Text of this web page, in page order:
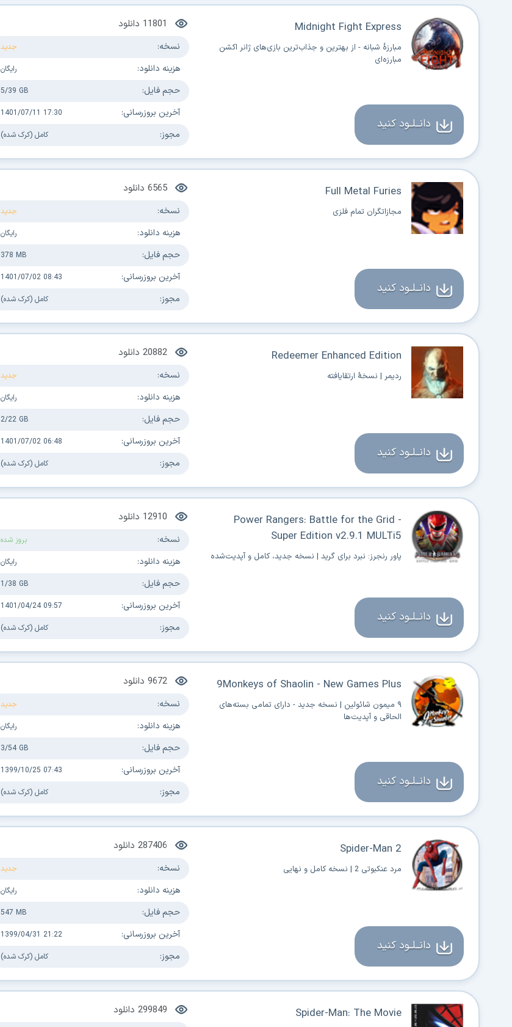
Midnight Fight Express
مبارزهٔ شبانه - از بهترین و جذاب‌ترین بازی‌های ژانر اکشن
مبارزه‌ای
11801 دانلود
نسخه: جدید
هزینه دانلود: رایگان
حجم فایل: 5/39 GB
آخرین بروزرسانی: 1401/07/11 17:30
مجوز: کامل (کرک شده)
دانــلــود کنید
Full Metal Furies
مجازاتگران تمام فلزی
6565 دانلود
نسخه: جدید
هزینه دانلود: رایگان
حجم فایل: 378 MB
آخرین بروزرسانی: 1401/07/02 08:43
مجوز: کامل (کرک شده)
دانــلــود کنید
Redeemer Enhanced Edition
ردیمر | نسخهٔ ارتقایافته
20882 دانلود
نسخه: جدید
هزینه دانلود: رایگان
حجم فایل: 2/22 GB
آخرین بروزرسانی: 1401/07/02 06:48
مجوز: کامل (کرک شده)
دانــلــود کنید
Power Rangers: Battle for the Grid -
Super Edition v2.9.1 MULTi5
پاور رنجرز: نبرد برای گرید | نسخه جدید، کامل و آپدیت‌شده
12910 دانلود
نسخه: بروز شده
هزینه دانلود: رایگان
حجم فایل: 1/38 GB
آخرین بروزرسانی: 1401/04/24 09:57
مجوز: کامل (کرک شده)
دانــلــود کنید
9Monkeys of Shaolin - New Games Plus
۹ میمون شائولین | نسخه جدید - دارای تمامی بسته‌های
الحاقی و آپدیت‌ها
9672 دانلود
نسخه: جدید
هزینه دانلود: رایگان
حجم فایل: 3/54 GB
آخرین بروزرسانی: 1399/10/25 07:43
مجوز: کامل (کرک شده)
دانــلــود کنید
Spider-Man 2
مرد عنکبوتی 2 | نسخه کامل و نهایی
287406 دانلود
نسخه: جدید
هزینه دانلود: رایگان
حجم فایل: 547 MB
آخرین بروزرسانی: 1399/04/31 21:22
مجوز: کامل (کرک شده)
دانــلــود کنید
Spider-Man: The Movie
299849 دانلود